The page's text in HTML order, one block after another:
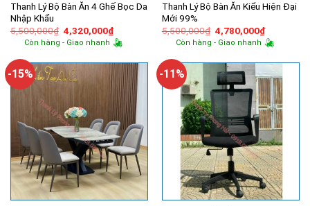
Thanh Lý Bộ Bàn Ăn 4 Ghế Bọc Da
Nhập Khẩu
5,500,000₫ Giá
gốc
là:
4,320,000₫Giá
hiện
tại
4,320,000₫.
Còn hàng - Giao nhanh
Thanh Lý Bộ Bàn Ăn Kiểu Hiện Đại
Mới 99%
5,500,000₫ Giá
gốc
là:
4,780,000₫Giá
hiện
tại
Còn hàng - Giao nhanh
-15% -11%